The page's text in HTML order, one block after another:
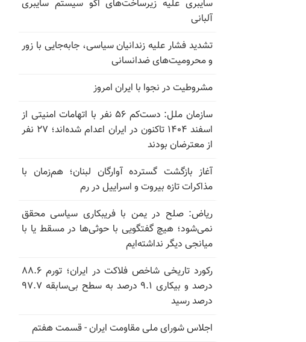
سایبری علیه زیرساخت‌های اکو سیستم سایبری
آلبانی
تشدید فشار علیه زندانیان سیاسی، جابه‌جایی با زور
و محرومیت‌های ضدانسانی
مشروطیت در نجوا با ایران امروز
سازمان ملل: دست‌کم ۵۶ نفر با اتهامات امنیتی از
اسفند ۱۴۰۴ تاکنون در ایران اعدام شده‌اند؛ ۲۷ نفر
از معترضان بودند
آغاز بازگشت گسترده آوارگان لبنان؛ هم‌زمان با
مذاکرات تازه بیروت و اسراییل در رم
ریاض: صلح در یمن با فریبکاری سیاسی محقق
نمی‌شود؛ هیچ گفتگویی با حوثی‌ها در مسقط یا با
میانجی دیگر نداشته‌ایم
رکورد تاریخی شاخص فلاکت در ایران؛ تورم ۸۸.۶
درصد و بیکاری ۹.۱ درصد به سطح بی‌سابقه ۹۷.۷
درصد رسید
اجلاس شورای ملی مقاومت ایران - قسمت هفتم